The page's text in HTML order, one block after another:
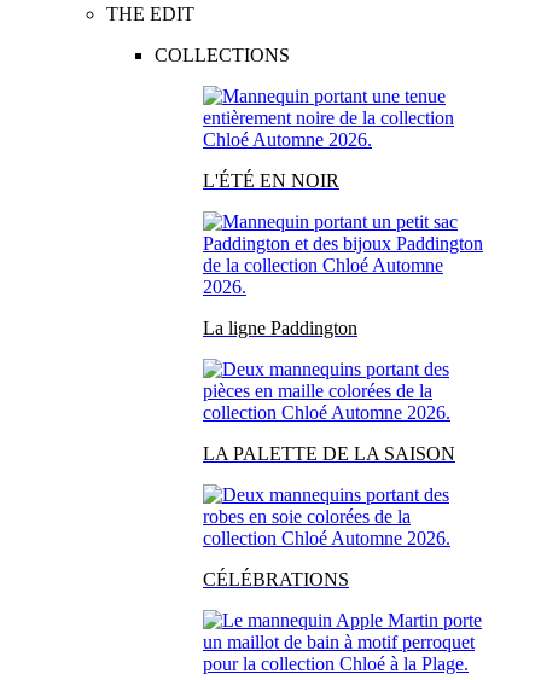
THE EDIT
COLLECTIONS
L'ÉTÉ EN NOIR
La ligne Paddington
LA PALETTE DE LA SAISON
CÉLÉBRATIONS